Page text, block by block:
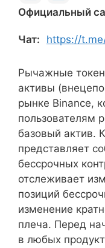
Официальный
Чат: https://
Рычажные
активы
рынке Binance,
пользователям
базовый актив.
представляет
бессрочных
отслеживает
позиций
изменение
плеча. Перед
в любых